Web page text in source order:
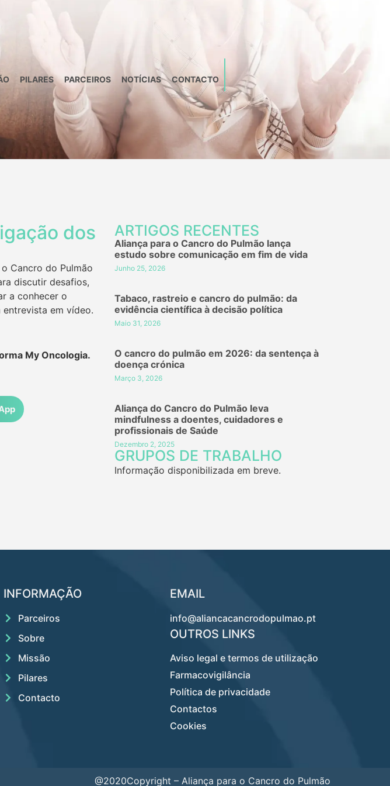
PILARES PARCEIROS NOTÍCIAS CONTACTO
dos
Cancro do Pulmão
discutir desafios,
a conhecer o
em vídeo.
My Oncologia.
ARTIGOS RECENTES
Aliança para o Cancro do Pulmão lança
estudo sobre comunicação em fim de vida
Junho 25, 2026
Tabaco, rastreio e cancro do pulmão: da
evidência científica à decisão política
Maio 31, 2026
O cancro do pulmão em 2026: da sentença à
doença crónica
Março 3, 2026
Aliança do Cancro do Pulmão leva
mindfulness a doentes, cuidadores e
profissionais de Saúde
Dezembro 2, 2025
GRUPOS DE TRABALHO
Informação disponibilizada em breve.
INFORMAÇÃO
Parceiros
Sobre
Missão
Pilares
Contacto
EMAIL
info@aliancacancrodopulmao.pt
OUTROS LINKS
Aviso legal e termos de utilização
Farmacovigilância
Política de privacidade
Contactos
Cookies
@2020Copyright – Aliança para o Cancro do Pulmão